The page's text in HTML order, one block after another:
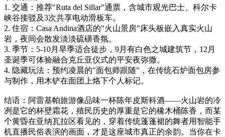
1. 交通：推荐"Ruta del Sillar"通票，含城市观光巴士、科尔卡
峡谷接驳及3次共享电动滑板车。
2. 住宿：Casa Andina酒店的"火山景房"床头板嵌入真实火山
岩，夜间会散发淡淡硫磺香氛。
3. 季节：5-10月旱季适合徒步，9月有白色之城建筑节，12月
圣诞季可体验融合克丘亚仪式的平安夜弥撒。
4. 隐藏玩法：预约凌晨的"面包师跟随"，在传统石炉面包房参
与制作，用木铲在面团上烙下个人标记。
结语：阿雷基帕旅游像品味一杯陈年皮斯科酒——火山岩的冷
冽是它的杯壁霜花，殖民历史的厚重是它的橡木桶陈香，而某
个黄昏在亚纳瓦拉区看见的，穿着传统蓬蓬裙的舞者用智能手
机直播民俗表演的画面，才是这座城市真正的余韵。当你在卡